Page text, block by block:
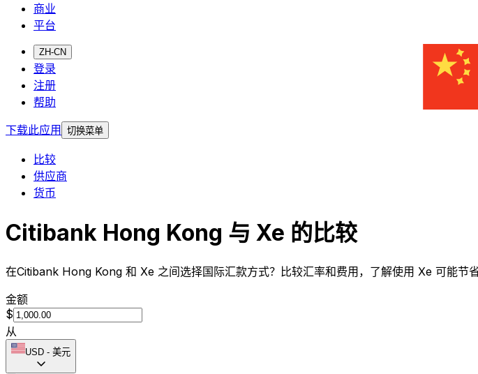
商业
平台
ZH-CN
登录
注册
帮助
下载此应用 切换菜单
比较
供应商
货币
Citibank Hong Kong 与 Xe 的比较
在Citibank Hong Kong 和 Xe 之间选择国际汇款方式？比较汇率和费用，了解使用 Xe 可能节省
金额
$
从
USD - 美元